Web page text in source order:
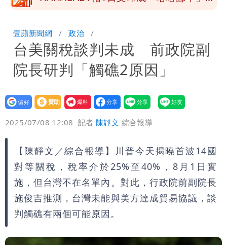
知道颱風假要有依據
李逸洋批原爆典禮矮化台灣 長崎市：與
去年相同無降格也沒收到台灣抗議
壹蘋新聞網 政治
台美關稅談判未成 前政院副
院長研判「觸礁2原因」
設為
贊助
我要
爆料
2025/07/08 12:08 記者陳靜文 綜合報導
【陳靜文／綜合報導】川普今天揭曉首波14國
對等關稅，稅率介於25%至40%，8月1日實
施，但台灣不在名單內。對此，行政院前副院長
施俊吉推測，台灣未能與美方達成貿易協議，談
判觸礁有兩個可能原因。